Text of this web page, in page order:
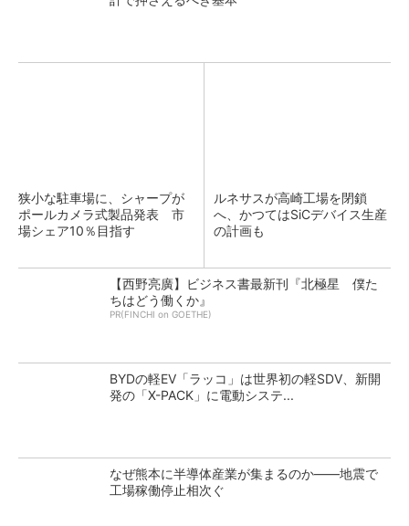
狭小な駐車場に、シャープが
ポールカメラ式製品発表 市
場シェア10％目指す
ルネサスが高崎工場を閉鎖
へ、かつてはSiCデバイス生産
の計画も
【西野亮廣】ビジネス書最新刊『北極星 僕た
ちはどう働くか』
PR(FINCHI on GOETHE)
BYDの軽EV「ラッコ」は世界初の軽SDV、新開
発の「X-PACK」に電動システ...
なぜ熊本に半導体産業が集まるのか――地震で
工場稼働停止相次ぐ